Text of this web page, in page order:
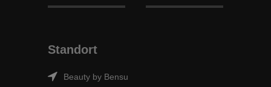
Standort
Beauty by Bensu